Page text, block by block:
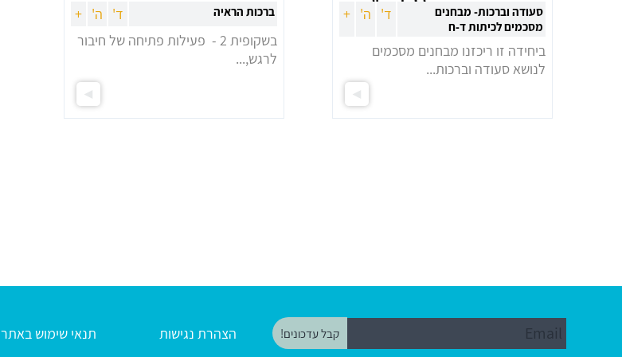
סעודה וברכות- מבחנים
מסכמים לכיתות ד-ח
ד' ה' +
ביחידה זו ריכזנו מבחנים מסכמים
לנושא סעודה וברכות...
ברכות הראיה ד' ה' +
בשקופית 2 - פעילות פתיחה של חיבור
לרגש,...
הצהרת נגישות תנאי שימוש באתר